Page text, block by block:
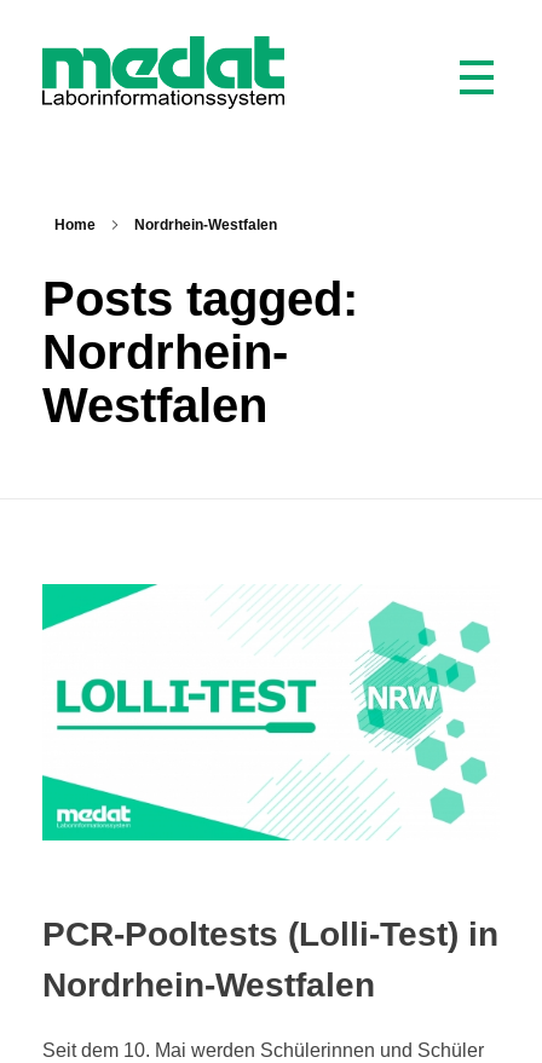
Home Nordrhein-Westfalen
Posts tagged:
Nordrhein-
Westfalen
PCR-Pooltests (Lolli-Test) in
Nordrhein-Westfalen
Seit dem 10. Mai werden Schülerinnen und Schüler